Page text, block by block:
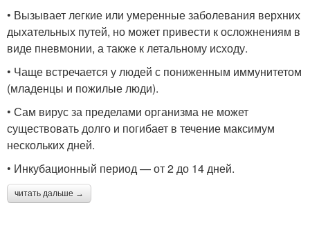
• Вызывает легкие или умеренные заболевания верхних
дыхательных путей, но может привести к осложнениям в
виде пневмонии, а также к летальному исходу.
• Чаще встречается у людей с пониженным иммунитетом
(младенцы и пожилые люди).
• Сам вирус за пределами организма не может
существовать долго и погибает в течение максимум
нескольких дней.
• Инкубационный период — от 2 до 14 дней.
читать дальше →